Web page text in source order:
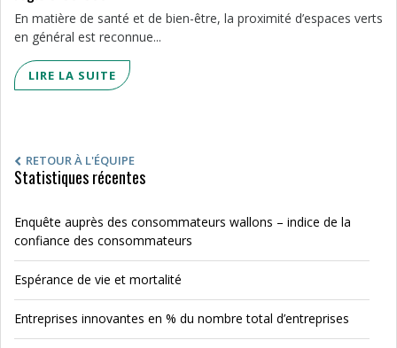
En matière de santé et de bien-être, la proximité d’espaces verts
en général est reconnue...
LIRE LA SUITE
RETOUR À L'ÉQUIPE
Statistiques récentes
Enquête auprès des consommateurs wallons – indice de la
confiance des consommateurs
Espérance de vie et mortalité
Entreprises innovantes en % du nombre total d’entreprises